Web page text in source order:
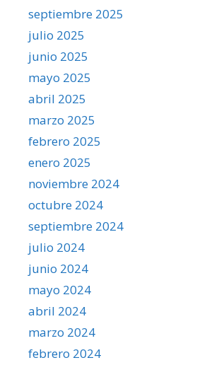
septiembre 2025
julio 2025
junio 2025
mayo 2025
abril 2025
marzo 2025
febrero 2025
enero 2025
noviembre 2024
octubre 2024
septiembre 2024
julio 2024
junio 2024
mayo 2024
abril 2024
marzo 2024
febrero 2024